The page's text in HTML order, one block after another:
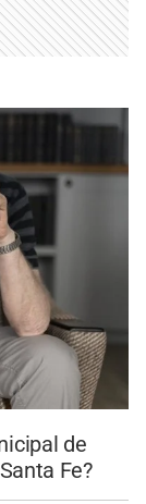
de
Fe?